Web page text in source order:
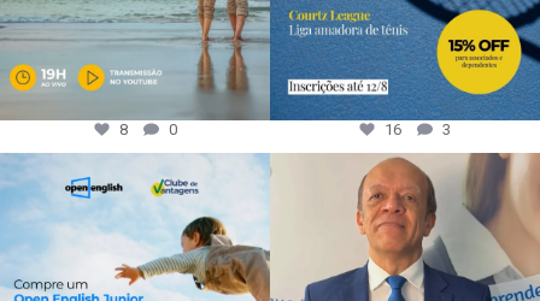
8 0 16 3